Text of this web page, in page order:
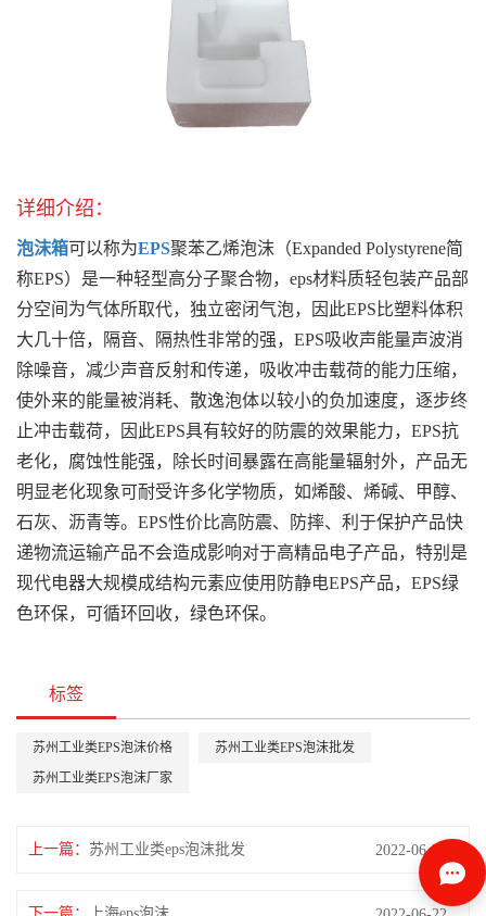
详细介绍：
泡沫箱可以称为EPS聚苯乙烯泡沫（Expanded Polystyrene简
称EPS）是一种轻型高分子聚合物，eps材料质轻包装产品部
分空间为气体所取代，独立密闭气泡，因此EPS比塑料体积
大几十倍，隔音、隔热性非常的强，EPS吸收声能量声波消
除噪音，减少声音反射和传递，吸收冲击载荷的能力压缩，
使外来的能量被消耗、散逸泡体以较小的负加速度，逐步终
止冲击载荷，因此EPS具有较好的防震的效果能力，EPS抗
老化，腐蚀性能强，除长时间暴露在高能量辐射外，产品无
明显老化现象可耐受许多化学物质，如烯酸、烯碱、甲醇、
石灰、沥青等。EPS性价比高防震、防摔、利于保护产品快
递物流运输产品不会造成影响对于高精品电子产品，特别是
现代电器大规模成结构元素应使用防静电EPS产品，EPS绿
色环保，可循环回收，绿色环保。
标签
苏州工业类EPS泡沫价格
苏州工业类EPS泡沫批发
苏州工业类EPS泡沫厂家
上一篇： 苏州工业类eps泡沫批发 2022-06-22